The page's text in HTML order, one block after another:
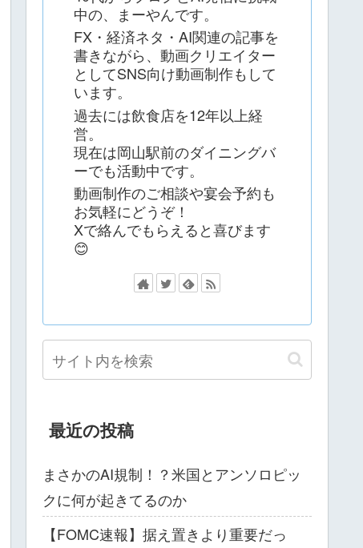
中の、まーやんです。
FX・経済ネタ・AI関連の記事を
書きながら、動画クリエイター
としてSNS向け動画制作もして
います。
過去には飲食店を12年以上経
営。
現在は岡山駅前のダイニングバ
ーでも活動中です。
動画制作のご相談や宴会予約も
お気軽にどうぞ！
Xで絡んでもらえると喜びます
😊
最近の投稿
まさかのAI規制！？米国とアンソロピッ
クに何が起きてるのか
【FOMC速報】据え置きより重要だっ